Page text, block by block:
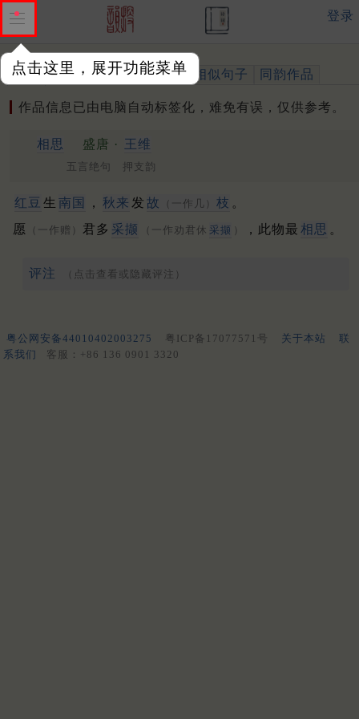
点击这里，展开功能菜单
登录
作品 标注四声 出处、引用 相似句子 同韵作品
作品信息已由电脑自动标签化，难免有误，仅供参考。
相思 盛唐 · 王维
五言绝句 押支韵
红豆 生 南国 ， 秋来 发 故 （一作几） 枝 。
愿
（一作赠） 君多 采撷 （一作劝君休 采撷 ） ，此物最 相思 。
评注 （点击查看或隐藏评注）
粤公网安备44010402003275 粤ICP备17077571号 关于本站
联
系我们
客服：+86 136 0901 3320